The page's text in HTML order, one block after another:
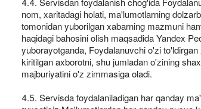
nom, xaritadagi holati, ma'lumotlarning
tomonidan yuborilgan xabarning mazmuni
haqidagi bahosini olish maqsadida Yandex
yuborayotganda, Foydalanuvchi o'zi
kiritilgan axborotni, shu jumladan o'zining
majburiyatini o'z zimmasiga oladi.
4.5. Servisda foydalaniladigan har qanday